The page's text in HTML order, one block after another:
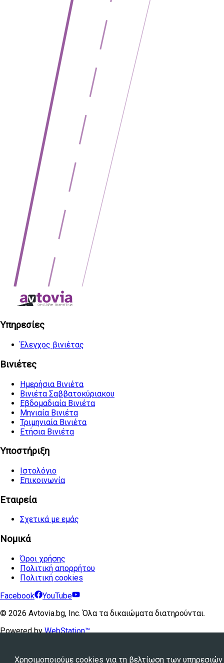
Χρησιμοποιούμε cookies για τη βελτίωση των υπηρεσιών
Υπηρεσίες
Έλεγχος βινιέτας
Βινιέτες
Ημερήσια Βινιέτα
Βινιέτα Σαββατοκύριακου
Εβδομαδιαία Βινιέτα
Μηνιαία Βινιέτα
Τριμηνιαία Βινιέτα
Ετήσια Βινιέτα
Υποστήριξη
Ιστολόγιο
Επικοινωνία
Εταιρεία
Σχετικά με εμάς
Νομικά
Όροι χρήσης
Πολιτική απορρήτου
Πολιτική cookies
Facebook
YouTube
© 2026 Avtovia.bg, Inc. Όλα τα δικαιώματα διατηρούνται.
Powered by WebStation™